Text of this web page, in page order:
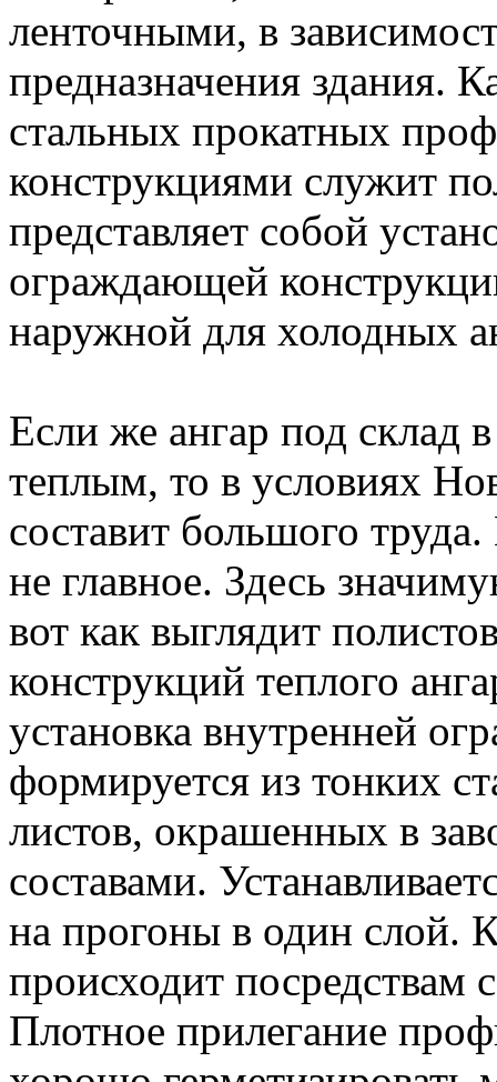
ленточными, в
предназначения здания.
стальных прокатных
конструкциями служит
представляет собой
ограждающей
наружной для холодных
Если же ангар под склад
теплым, то в условиях
составит большого
не главное. Здесь
вот как выглядит
конструкций теплого
установка внутренней
формируется из тонких
листов, окрашенных в
составами.
на прогоны в один слой.
происходит посредствам
Плотное прилегание